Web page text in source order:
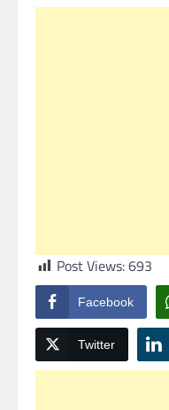
Post Views:693
Facebook
Twitter